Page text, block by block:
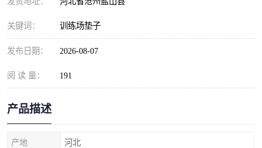
关键词： 训练场垫子
发布日期： 2026-08-07
阅 读 量： 191
产品描述
产地 河北